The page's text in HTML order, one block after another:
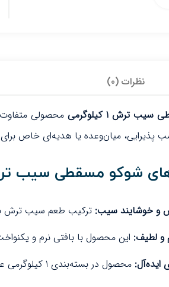
نظرات (0)
ترش 1 کیلوگرمی
محصولی
پذیرایی، میان‌وعده یا هدیه‌ای خاص
شوکو مسقطی سیب
و خوشایند سیب: ترکیب طعم سیب ترش
و لطیف: این محصول با بافتی نرم و
ایده‌آل: محصول در بسته‌بندی 1 کیلوگرمی عرضه می‌شود که مناسب استفاده در مهمانی‌ها، مراسم‌ها و حتی مصرف روزمره است.